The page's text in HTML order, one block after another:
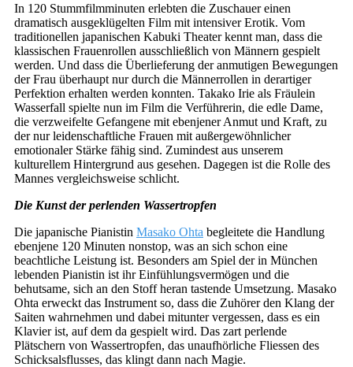
In 120 Stummfilmminuten erlebten die Zuschauer einen
dramatisch ausgeklügelten Film mit intensiver Erotik. Vom
traditionellen japanischen Kabuki Theater kennt man, dass die
klassischen Frauenrollen ausschließlich von Männern gespielt
werden. Und dass die Überlieferung der anmutigen Bewegungen
der Frau überhaupt nur durch die Männerrollen in derartiger
Perfektion erhalten werden konnten. Takako Irie als Fräulein
Wasserfall spielte nun im Film die Verführerin, die edle Dame,
die verzweifelte Gefangene mit ebenjener Anmut und Kraft, zu
der nur leidenschaftliche Frauen mit außergewöhnlicher
emotionaler Stärke fähig sind. Zumindest aus unserem
kulturellem Hintergrund aus gesehen. Dagegen ist die Rolle des
Mannes vergleichsweise schlicht.
Die Kunst der perlenden Wassertropfen
Die japanische Pianistin Masako Ohta begleitete die Handlung
ebenjene 120 Minuten nonstop, was an sich schon eine
beachtliche Leistung ist. Besonders am Spiel der in München
lebenden Pianistin ist ihr Einfühlungsvermögen und die
behutsame, sich an den Stoff heran tastende Umsetzung. Masako
Ohta erweckt das Instrument so, dass die Zuhörer den Klang der
Saiten wahrnehmen und dabei mitunter vergessen, dass es ein
Klavier ist, auf dem da gespielt wird. Das zart perlende
Plätschern von Wassertropfen, das unaufhörliche Fliessen des
Schicksalsflusses, das klingt dann nach Magie.